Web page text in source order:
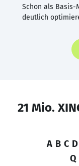
Schon als Basis-
deutlich
21 Mio.
A B C D
Q